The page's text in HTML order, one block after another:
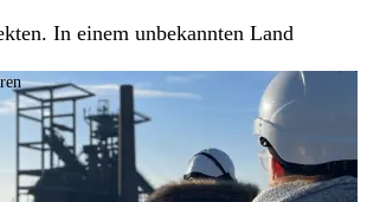
In einem unbekannten Land